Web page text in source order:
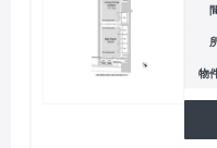
物